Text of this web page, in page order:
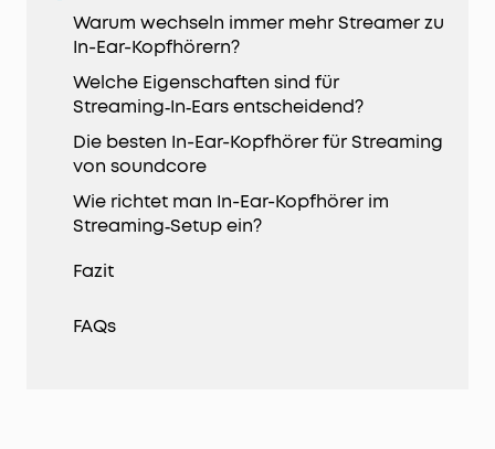
Warum wechseln immer mehr Streamer zu
In-Ear-Kopfhörern?
Welche Eigenschaften sind für
Streaming‑In‑Ears entscheidend?
Die besten In-Ear-Kopfhörer für Streaming
von soundcore
Wie richtet man In-Ear-Kopfhörer im
Streaming‑Setup ein?
Fazit
FAQs